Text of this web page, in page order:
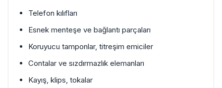
Telefon kılıfları
Esnek menteşe ve bağlantı parçaları
Koruyucu tamponlar, titreşim emiciler
Contalar ve sızdırmazlık elemanları
Kayış, klips, tokalar